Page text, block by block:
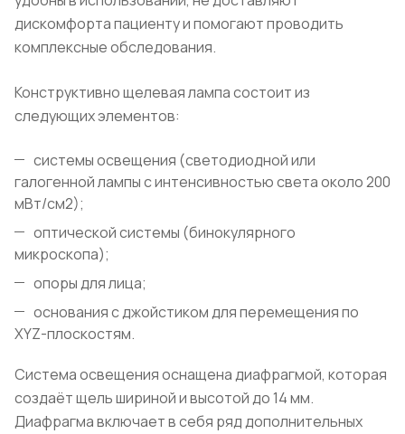
дискомфорта пациенту и помогают проводить
комплексные обследования.
Конструктивно щелевая лампа состоит из
следующих элементов:
системы освещения (светодиодной или
галогенной лампы с интенсивностью света около 200
мВт/см2);
оптической системы (бинокулярного
микроскопа);
опоры для лица;
основания с джойстиком для перемещения по
XYZ-плоскостям.
Система освещения оснащена диафрагмой, которая
создаёт щель шириной и высотой до 14 мм.
Диафрагма включает в себя ряд дополнительных